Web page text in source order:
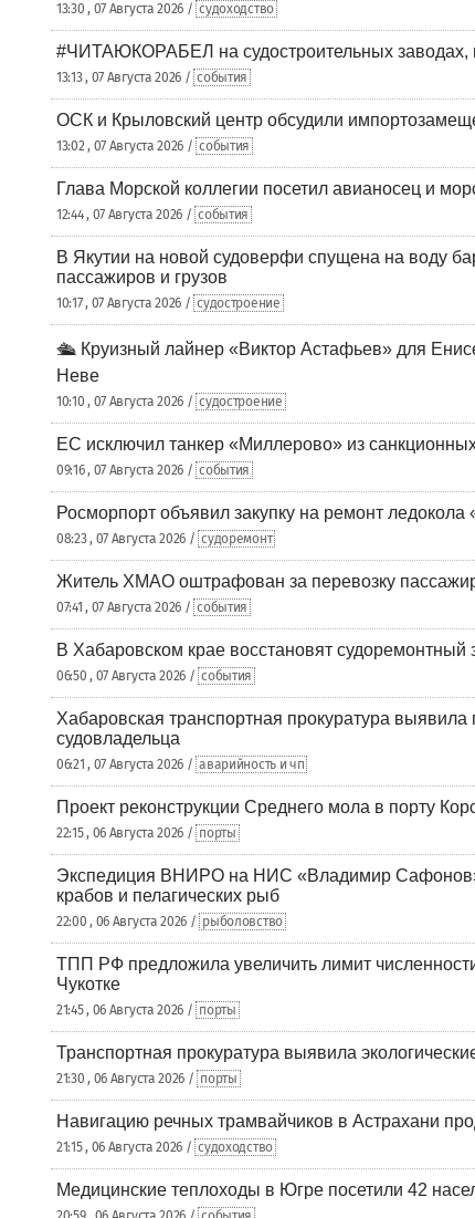
13:30 , 07 Августа 2026 / судоходство
#ЧИТАЮКОРАБЕЛ на судостроительных заводах,
13:13 , 07 Августа 2026 / события
ОСК и Крыловский центр обсудили
13:02 , 07 Августа 2026 / события
Глава Морской коллегии посетил авианосец и
12:44 , 07 Августа 2026 / события
В Якутии на новой судоверфи спущена на воду
пассажиров и грузов
10:17 , 07 Августа 2026 / судостроение
🛳️ Круизный лайнер «Виктор Астафьев» для
Неве
10:10 , 07 Августа 2026 / судостроение
ЕС исключил танкер «Миллерово» из
09:16 , 07 Августа 2026 / события
Росморпорт объявил закупку на ремонт
08:23 , 07 Августа 2026 / судоремонт
Житель ХМАО оштрафован за перевозку
07:41 , 07 Августа 2026 / события
В Хабаровском крае восстановят судоремонтный
06:50 , 07 Августа 2026 / события
Хабаровская транспортная прокуратура выявила
судовладельца
06:21 , 07 Августа 2026 / аварийность и чп
Проект реконструкции Среднего мола в порту
22:15 , 06 Августа 2026 / порты
Экспедиция ВНИРО на НИС «Владимир
крабов и пелагических рыб
22:00 , 06 Августа 2026 / рыболовство
ТПП РФ предложила увеличить лимит
Чукотке
21:45 , 06 Августа 2026 / порты
Транспортная прокуратура выявила
21:30 , 06 Августа 2026 / порты
Навигацию речных трамвайчиков в Астрахани
21:15 , 06 Августа 2026 / судоходство
Медицинские теплоходы в Югре посетили 42